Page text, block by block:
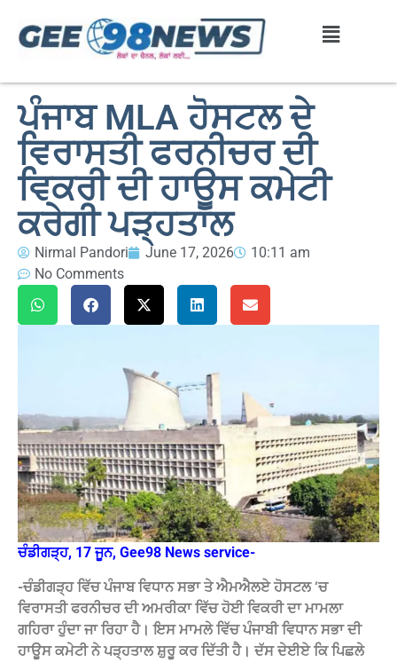
ਪੰਜਾਬ MLA ਹੋਸਟਲ ਦੇ
ਵਿਰਾਸਤੀ ਫਰਨੀਚਰ ਦੀ
ਵਿਕਰੀ ਦੀ ਹਾਊਸ ਕਮੇਟੀ
ਕਰੇਗੀ ਪੜ੍ਹਤਾਲ
Nirmal Pandori June 17, 2026
10:11 am
No Comments
ਚੰਡੀਗੜ੍ਹ, 17 ਜੂਨ, Gee98 News service-
-ਚੰਡੀਗੜ੍ਹ ਵਿੱਚ ਪੰਜਾਬ ਵਿਧਾਨ ਸਭਾ ਤੇ ਐਮਐਲਏ ਹੋਸਟਲ ‘ਚ
ਵਿਰਾਸਤੀ ਫਰਨੀਚਰ ਦੀ ਅਮਰੀਕਾ ਵਿੱਚ ਹੋਈ ਵਿਕਰੀ ਦਾ ਮਾਮਲਾ
ਗਹਿਰਾ ਹੁੰਦਾ ਜਾ ਰਿਹਾ ਹੈ। ਇਸ ਮਾਮਲੇ ਵਿੱਚ ਪੰਜਾਬੀ ਵਿਧਾਨ ਸਭਾ ਦੀ
ਹਾਊਸ ਕਮੇਟੀ ਨੇ ਪੜ੍ਹਤਾਲ ਸ਼ੁਰੂ ਕਰ ਦਿੱਤੀ ਹੈ। ਦੱਸ ਦੇਈਏ ਕਿ ਪਿਛਲੇ